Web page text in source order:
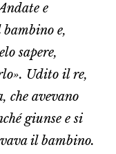
e
e,
sapere,
Udito il re,
che avevano
giunse e si
il bambino.